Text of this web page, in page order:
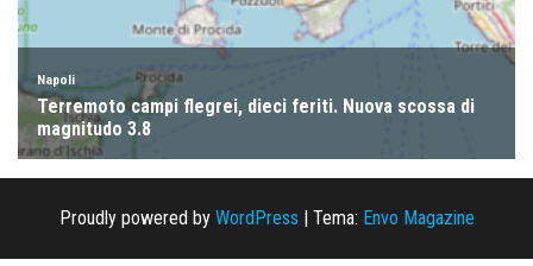
Proudly powered by WordPress | Tema: Envo Magazine